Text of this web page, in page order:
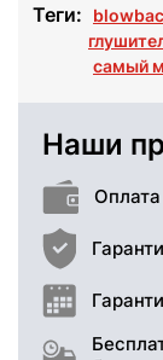
Теги:
самый
Наши